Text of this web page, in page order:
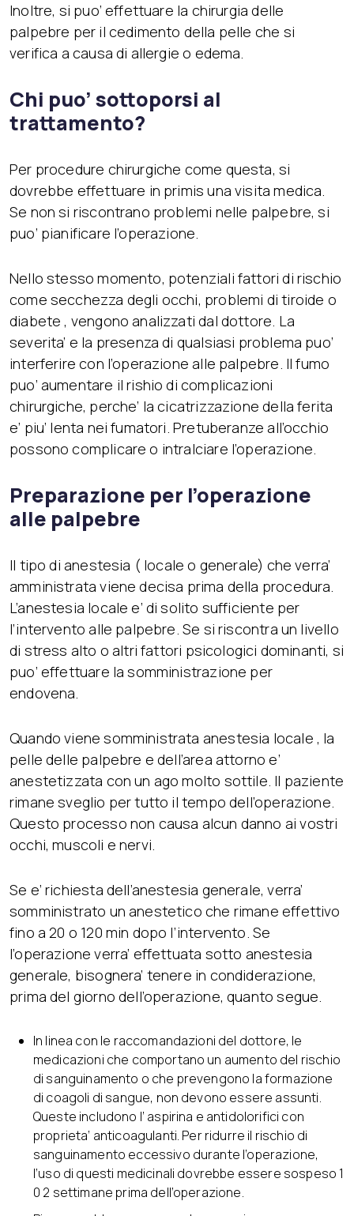
Inoltre, si puo’ effettuare la chirurgia delle
palpebre per il cedimento della pelle che si
verifica a causa di allergie o edema.
Chi puo’ sottoporsi al
trattamento?
Per procedure chirurgiche come questa, si
dovrebbe effettuare in primis una visita medica.
Se non si riscontrano problemi nelle palpebre, si
puo’ pianificare l’operazione.
Nello stesso momento, potenziali fattori di rischio
come secchezza degli occhi, problemi di tiroide o
diabete , vengono analizzati dal dottore. La
severita’ e la presenza di qualsiasi problema puo’
interferire con l’operazione alle palpebre. Il fumo
puo’ aumentare il rishio di complicazioni
chirurgiche, perche’ la cicatrizzazione della ferita
e’ piu’ lenta nei fumatori. Pretuberanze all’occhio
possono complicare o intralciare l’operazione.
Preparazione per l’operazione
alle palpebre
Il tipo di anestesia ( locale o generale) che verra’
amministrata viene decisa prima della procedura.
L’anestesia locale e’ di solito sufficiente per
l’intervento alle palpebre. Se si riscontra un livello
di stress alto o altri fattori psicologici dominanti, si
puo’ effettuare la somministrazione per
endovena.
Quando viene somministrata anestesia locale , la
pelle delle palpebre e dell’area attorno e’
anestetizzata con un ago molto sottile. Il paziente
rimane sveglio per tutto il tempo dell’operazione.
Questo processo non causa alcun danno ai vostri
occhi, muscoli e nervi.
Se e’ richiesta dell’anestesia generale, verra’
somministrato un anestetico che rimane effettivo
fino a 20 o 120 min dopo l’intervento. Se
l’operazione verra’ effettuata sotto anestesia
generale, bisognera’ tenere in condiderazione,
prima del giorno dell’operazione, quanto segue.
In linea con le raccomandazioni del dottore, le
medicazioni che comportano un aumento del rischio
di sanguinamento o che prevengono la formazione
di coagoli di sangue, non devono essere assunti.
Queste includono l’ aspirina e antidolorifici con
proprieta’ anticoagulanti. Per ridurre il rischio di
sanguinamento eccessivo durante l’operazione,
l’uso di questi medicinali dovrebbe essere sospeso 1
0 2 settimane prima dell’operazione.